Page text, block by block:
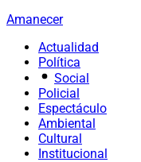
Amanecer
Actualidad
Política
Social
Policial
Espectáculo
Ambiental
Cultural
Institucional